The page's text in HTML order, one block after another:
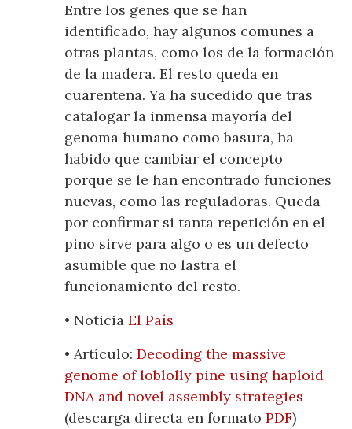
Entre los genes que se han
identificado, hay algunos comunes a
otras plantas, como los de la formación
de la madera. El resto queda en
cuarentena. Ya ha sucedido que tras
catalogar la inmensa mayoría del
genoma humano como basura, ha
habido que cambiar el concepto
porque se le han encontrado funciones
nuevas, como las reguladoras. Queda
por confirmar si tanta repetición en el
pino sirve para algo o es un defecto
asumible que no lastra el
funcionamiento del resto.
• NoticiaEl País
• Artículo:Decoding the massive
genome of loblolly pine using haploid
DNA and novel assembly strategies
(descarga directa en formatoPDF)